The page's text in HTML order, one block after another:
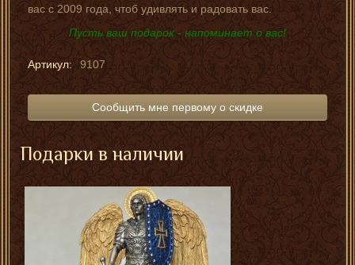
вас с 2009 года, чтоб удивлять и радовать вас.
Пусть ваш подарок - напоминает о вас!
Артикул: 9107
Сообщить мне первому о скидке
Подарки в наличии